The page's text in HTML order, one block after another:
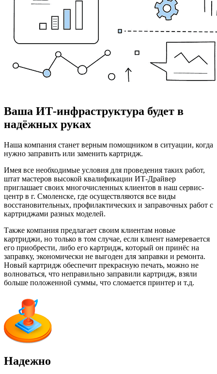
Ваша ИТ-инфраструктура будет в
надёжных руках
Наша компания станет верным помощником в ситуации, когда
нужно заправить или заменить картридж.
Имея все необходимые условия для проведения таких работ,
штат мастеров высокой квалификации ИТ-Драйвер
приглашает своих многочисленных клиентов в наш сервис-
центр в г. Смоленске, где осуществляются все виды
восстановительных, профилактических и заправочных работ с
картриджами разных моделей.
Также компания предлагает своим клиентам новые
картриджи, но только в том случае, если клиент намеревается
его приобрести, либо его картридж, который он принёс на
заправку, экономически не выгоден для заправки и ремонта.
Новый картридж обеспечит прекрасную печать, можно не
волноваться, что неправильно заправили картридж, взяли
больше положенной суммы, что сломается принтер и т.д.
Надежно